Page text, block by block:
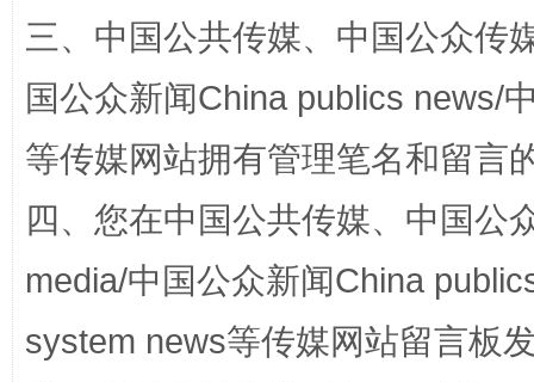
“蜀中异人”王建安的艺术幻境
三、中国公共传媒、中国公众传
国公众新闻China publics news/
等传媒网站拥有管理笔名和留言
四、您在中国公共传媒、中国公
media/中国公众新闻China
system news等传媒网站留言板